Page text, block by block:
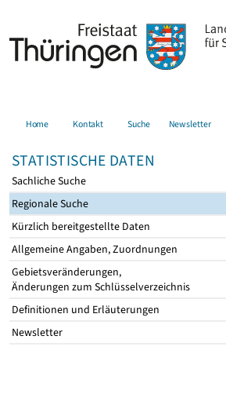
Home Kontakt Suche Newsletter
STATISTISCHE DATEN
Sachliche Suche
Regionale Suche
Kürzlich bereitgestellte Daten
Allgemeine Angaben, Zuordnungen
Gebietsveränderungen,
Änderungen zum Schlüsselverzeichnis
Definitionen und Erläuterungen
Newsletter